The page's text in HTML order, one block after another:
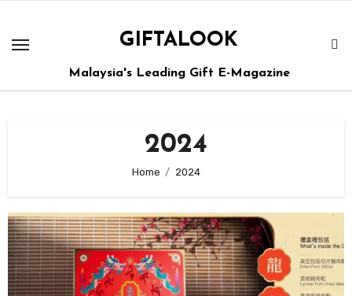
GIFTALOOK
Malaysia's Leading Gift E-Magazine
2024
Home 2024